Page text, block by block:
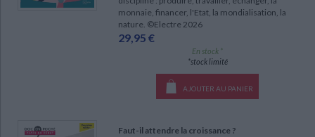
monnaie, financer, l'Etat, la mondialisation, la
nature. ©Electre 2026
29,95 €
En stock *
*stock limité
AJOUTER AU PANIER
Faut-il attendre la croissance ?